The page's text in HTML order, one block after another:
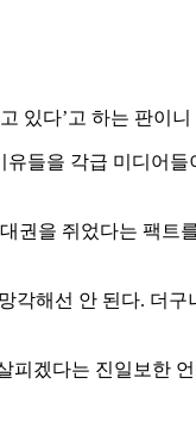
있다’고 하는 판이
들을 각급 미디어
권을 쥐었다는 팩트
각해선 안 된다. 더
겠다는 진일보한